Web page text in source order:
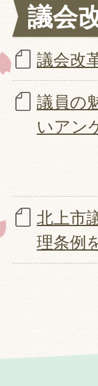
議会
議会改
議員の
いアン
北上市
理条例